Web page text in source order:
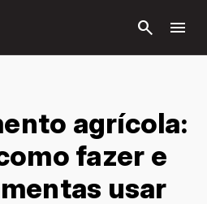
principal
search menu
agrícola:
fazer e
usar